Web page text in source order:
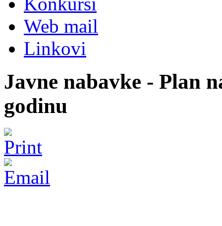
Web mail
Linkovi
Javne nabavke - Plan
godinu